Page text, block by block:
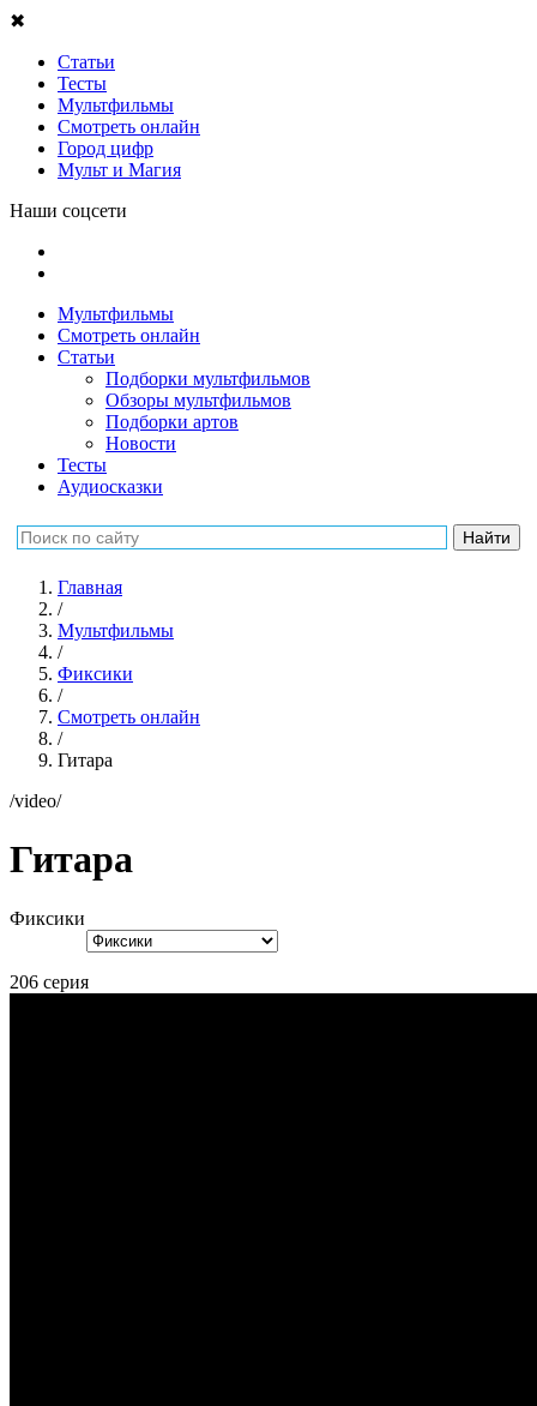
✖
Статьи
Тесты
Мультфильмы
Смотреть онлайн
Город цифр
Мульт и Магия
Наши соцсети
Мультфильмы
Смотреть онлайн
Статьи
Подборки мультфильмов
Обзоры мультфильмов
Подборки артов
Новости
Тесты
Аудиосказки
Главная
/
Мультфильмы
/
Фиксики
/
Смотреть онлайн
/
Гитара
/video/
Гитара
Фиксики
206 серия